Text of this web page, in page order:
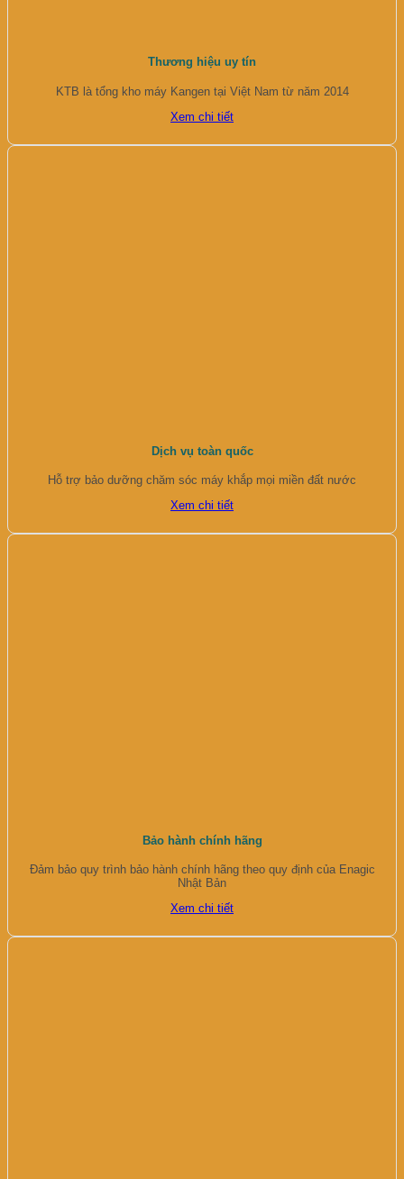
Thương hiệu uy tín
KTB là tổng kho máy Kangen tại Việt Nam từ năm 2014
Xem chi tiết
Dịch vụ toàn quốc
Hỗ trợ bảo dưỡng chăm sóc máy khắp mọi miền đất nước
Xem chi tiết
Bảo hành chính hãng
Đảm bảo quy trình bảo hành chính hãng theo quy định của Enagic
Nhật Bản
Xem chi tiết